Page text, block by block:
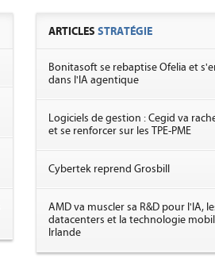
ARTICLESSTRATÉGIE
Bonitasoft se rebaptise Ofelia et
dans l'IA agentique
Logiciels de gestion : Cegid va
et se renforcer sur les TPE-PME
Cybertek reprend Grosbill
AMD va muscler sa R&D pour l'IA,
datacenters et la technologie
Irlande